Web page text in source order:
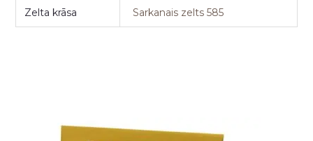
Zelta krāsa Sarkanais zelts 585